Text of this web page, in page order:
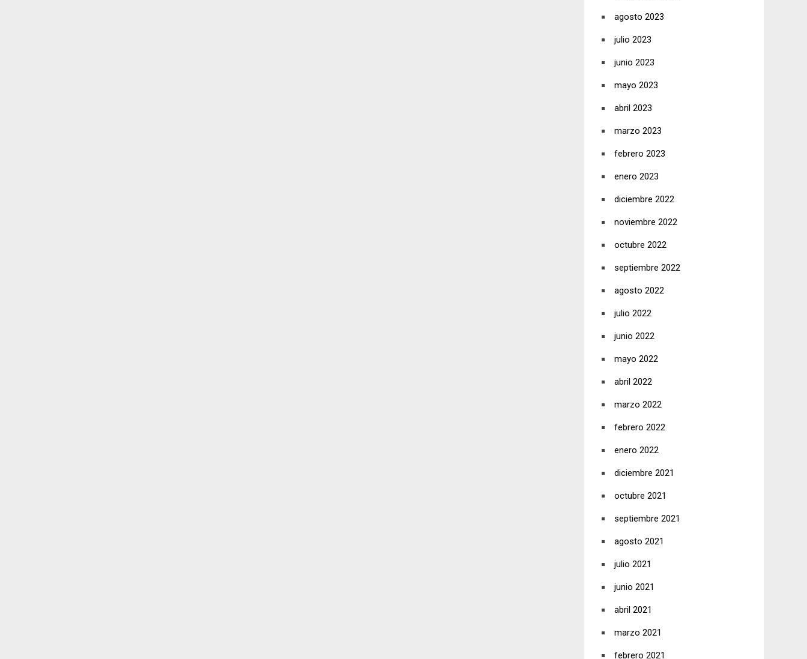
agosto 2023
julio 2023
junio 2023
mayo 2023
abril 2023
marzo 2023
febrero 2023
enero 2023
diciembre 2022
noviembre 2022
octubre 2022
septiembre 2022
agosto 2022
julio 2022
junio 2022
mayo 2022
abril 2022
marzo 2022
febrero 2022
enero 2022
diciembre 2021
octubre 2021
septiembre 2021
agosto 2021
julio 2021
junio 2021
abril 2021
marzo 2021
febrero 2021